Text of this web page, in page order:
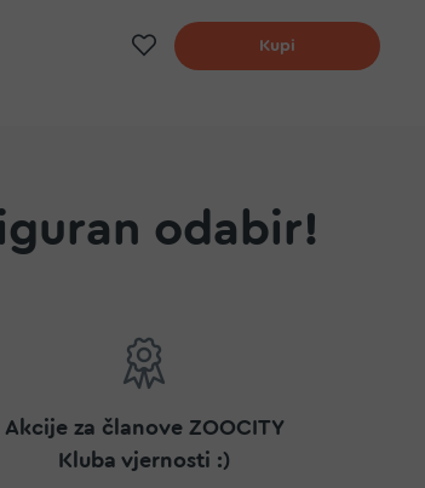
Dodaj na listu želja
Kupi
odabir!
Akcije za članove ZOOCITY
Kluba vjernosti :)